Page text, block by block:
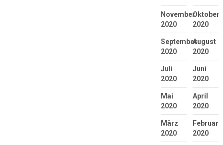
November
2020
Oktober
2020
September
2020
August
2020
Juli
2020
Juni
2020
Mai
2020
April
2020
März
2020
Februar
2020